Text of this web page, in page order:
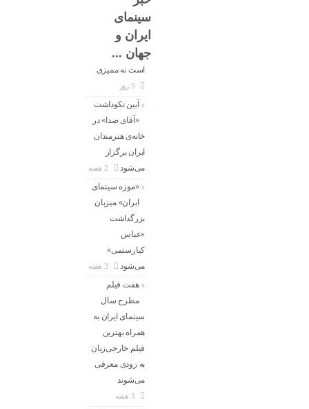
سینمای
ایران و
جهان ...
معاون جدید
ارزشیابی و
نظارت سینما :
کار ما تنظیم‌گری
است نه ممیزی
آیین نکوداشت
«آقای صدا» در
خانه‌ی هنرمندان
ایران برگزار
می‌شود
«موزه سینمای
ایران» میزبان
بزرگداشت
«عباس
کیارستمی»
می‌شود
هفت فیلم
مطرح سال
سینمای ایران به
همراه بهترین
فیلم خارجی‌زبان
به زودی معرفی
می‌شوند